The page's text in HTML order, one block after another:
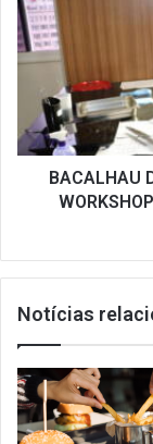
NORUEGA:
CONFIRA
COMO
WORKSHOP
GRATUITO
LAPEYRE
BACALHAU
Notícias